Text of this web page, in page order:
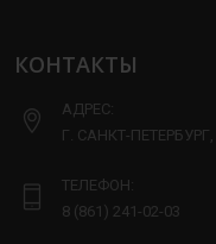
КОНТАКТЫ
АДРЕС:
Г. САНКТ-ПЕТЕРБУРГ,
ТЕЛЕФОН:
8 (861) 241-02-03